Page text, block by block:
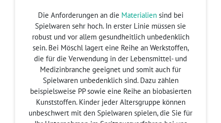
Die Anforderungen an die Materialiensind bei
Spielwaren sehr hoch. In erster Linie müssen sie
robust und vor allem gesundheitlich unbedenklich
sein. Bei Möschl lagert eine Reihe an Werkstoffen,
die für die Verwendung in der Lebensmittel- und
Medizinbranche geeignet und somit auch für
Spielwaren unbedenklich sind. Dazu zählen
beispielsweise PP sowie eine Reihe an biobasierten
Kunststoffen. Kinder jeder Altersgruppe können
unbeschwert mit den Spielwaren spielen, die Sie für